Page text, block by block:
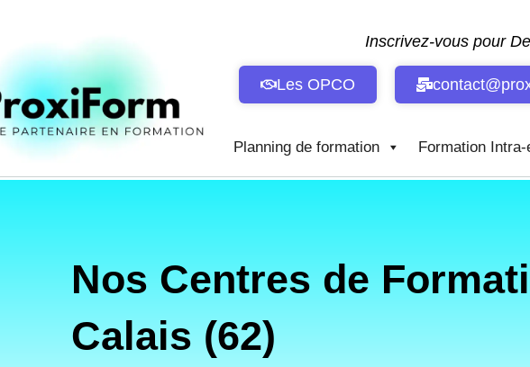
contenu
Inscrivez-vous pour
Les OPCO
Planning de formation Formation
Nos Centres de
Calais (62)